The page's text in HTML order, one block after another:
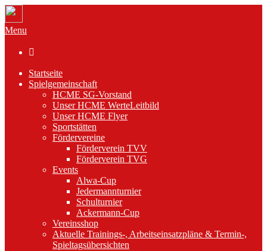
Menu

Startseite
Spielgemeinschaft
HCME SG-Vorstand
Unser HCME WerteLeitbild
Unser HCME Flyer
Sportstätten
Fördervereine
Förderverein TVV
Förderverein TVG
Events
Alwa-Cup
Jedermannturnier
Schulturnier
Ackermann-Cup
Vereinsshop
Aktuelle Trainings-, Arbeitseinsatzpläne & Termin-,
Spieltagsübersichten